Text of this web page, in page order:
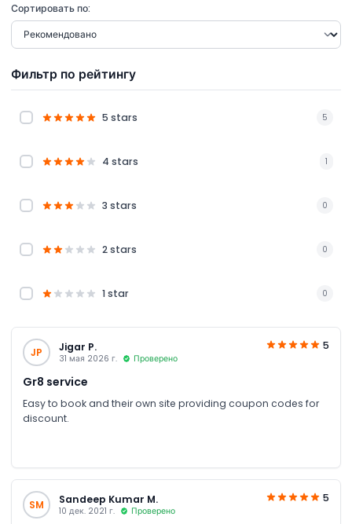
Сортировать по:
Фильтр по рейтингу
5 stars 5
4 stars 1
3 stars 0
2 stars 0
1 star 0
JP Jigar P.
31 мая 2026 г. Проверено
5
Gr8 service
Easy to book and their own site providing coupon codes for
discount.
SM Sandeep Kumar M.
10 дек. 2021 г. Проверено
5